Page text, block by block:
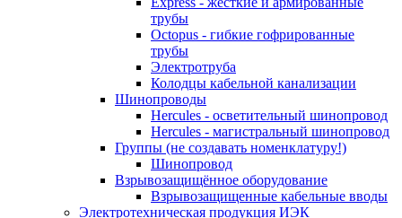
трубы
Octopus - гибкие гофрированные
трубы
Электротруба
Колодцы кабельной канализации
Шинопроводы
Hercules - осветительный шинопровод
Hercules - магистральный шинопровод
Группы (не создавать номенклатуру!)
Шинопровод
Взрывозащищённое оборудование
Взрывозащищенные кабельные вводы
Электротехническая продукция ИЭК